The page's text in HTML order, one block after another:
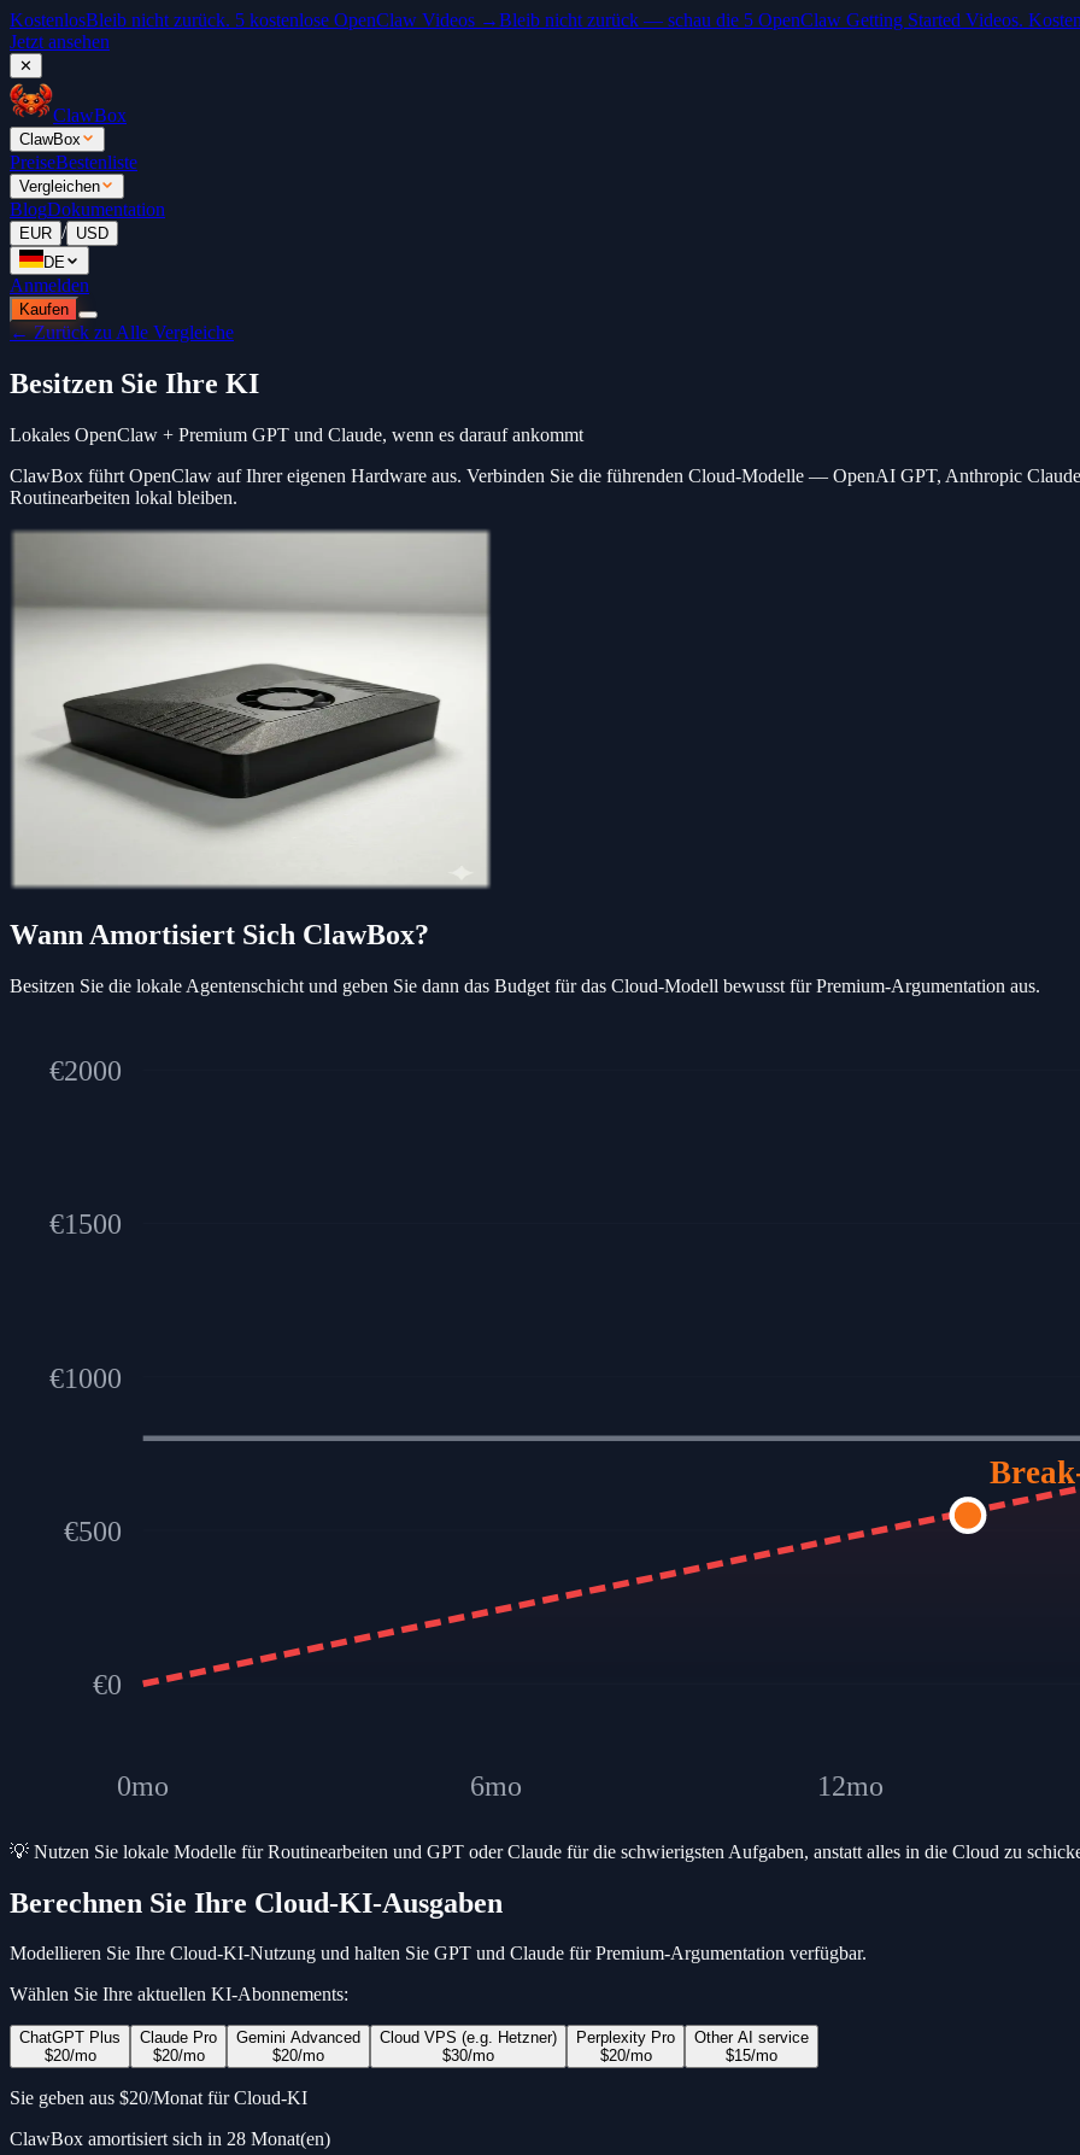
KostenlosBleib nicht zurück. 5 kostenlose OpenClaw Videos →Bleib nicht zurück — schau die 5 OpenClaw Getting Started Videos.
Jetzt ansehen
✕
ClawBox
ClawBox
PreiseBestenliste
Vergleichen
BlogDokumentation
EUR / USD
DE
Anmelden
Kaufen
← Zurück zu Alle Vergleiche
Besitzen Sie Ihre KI
Lokales OpenClaw + Premium GPT und Claude, wenn es darauf ankommt
ClawBox führt OpenClaw auf Ihrer eigenen Hardware aus. Verbinden Sie die führenden Cloud-Modelle — OpenAI GPT, Anthropic
Routinearbeiten lokal bleiben.
Wann Amortisiert Sich ClawBox?
Besitzen Sie die lokale Agentenschicht und geben Sie dann das Budget für das Cloud-Modell bewusst für Premium-Argumentation aus.
€0
€500
€1000
€1500
€2000
0mo 6mo 12mo
💡 Nutzen Sie lokale Modelle für Routinearbeiten und GPT oder Claude für die schwierigsten Aufgaben, anstatt alles in die Cloud zu
Berechnen Sie Ihre Cloud-KI-Ausgaben
Modellieren Sie Ihre Cloud-KI-Nutzung und halten Sie GPT und Claude für Premium-Argumentation verfügbar.
Wählen Sie Ihre aktuellen KI-Abonnements:
ChatGPT Plus
$20/mo
Claude Pro
$20/mo
Gemini Advanced
$20/mo
Cloud VPS (e.g. Hetzner)
$30/mo
Perplexity Pro
$20/mo
Other AI service
$15/mo
Sie geben aus $20/Monat für Cloud-KI
ClawBox amortisiert sich in 28 Monat(en)